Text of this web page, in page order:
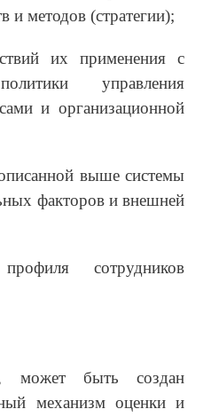
и методов (стратегии);
их применения с
управления
и организационной
выше системы
факторов и внешней
сотрудников
может быть создан
механизм оценки и